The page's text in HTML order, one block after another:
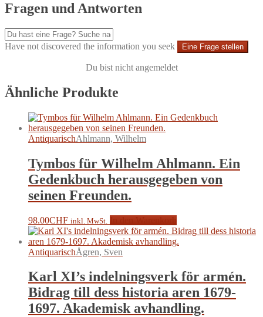
Fragen und Antworten
Have not discovered the information you seek Eine Frage stellen
Du bist nicht angemeldet
Ähnliche Produkte
AntiquarischAhlmann, Wilhelm
Tymbos für Wilhelm Ahlmann. Ein
Gedenkbuch herausgegeben von
seinen Freunden.
98.00CHF inkl. MwSt.
AntiquarischÅgren, Sven
Karl XI’s indelningsverk för armén.
Bidrag till dess historia aren 1679-
1697. Akademisk avhandling.